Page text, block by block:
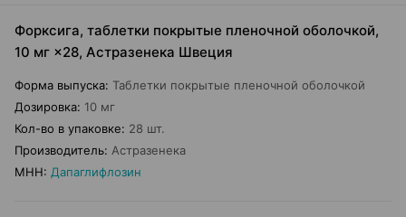
Форксига, таблетки покрытые пленочной оболочкой,
10 мг ×28, Астразенека Швеция
Форма выпуска: Таблетки покрытые пленочной оболочкой
Дозировка: 10 мг
Кол-во в упаковке: 28 шт.
Производитель: Астразенека
МНН: Дапаглифлозин